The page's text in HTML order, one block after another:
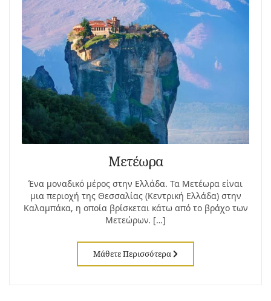
Μετέωρα
Ένα μοναδικό μέρος στην Ελλάδα. Τα Μετέωρα είναι
μια περιοχή της Θεσσαλίας (Κεντρική Ελλάδα) στην
Καλαμπάκα, η οποία βρίσκεται κάτω από το βράχο των
Μετεώρων. […]
Μάθετε Περισσότερα